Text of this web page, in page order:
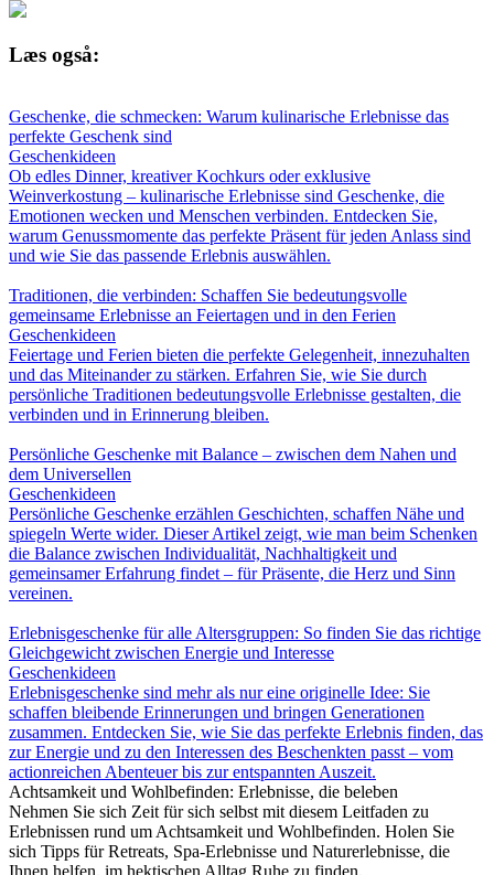
Læs også:
Geschenke, die schmecken: Warum kulinarische Erlebnisse das
perfekte Geschenk sind
Geschenkideen
Ob edles Dinner, kreativer Kochkurs oder exklusive
Weinverkostung – kulinarische Erlebnisse sind Geschenke, die
Emotionen wecken und Menschen verbinden. Entdecken Sie,
warum Genussmomente das perfekte Präsent für jeden Anlass sind
und wie Sie das passende Erlebnis auswählen.
Traditionen, die verbinden: Schaffen Sie bedeutungsvolle
gemeinsame Erlebnisse an Feiertagen und in den Ferien
Geschenkideen
Feiertage und Ferien bieten die perfekte Gelegenheit, innezuhalten
und das Miteinander zu stärken. Erfahren Sie, wie Sie durch
persönliche Traditionen bedeutungsvolle Erlebnisse gestalten, die
verbinden und in Erinnerung bleiben.
Persönliche Geschenke mit Balance – zwischen dem Nahen und
dem Universellen
Geschenkideen
Persönliche Geschenke erzählen Geschichten, schaffen Nähe und
spiegeln Werte wider. Dieser Artikel zeigt, wie man beim Schenken
die Balance zwischen Individualität, Nachhaltigkeit und
gemeinsamer Erfahrung findet – für Präsente, die Herz und Sinn
vereinen.
Erlebnisgeschenke für alle Altersgruppen: So finden Sie das richtige
Gleichgewicht zwischen Energie und Interesse
Geschenkideen
Erlebnisgeschenke sind mehr als nur eine originelle Idee: Sie
schaffen bleibende Erinnerungen und bringen Generationen
zusammen. Entdecken Sie, wie Sie das perfekte Erlebnis finden, das
zur Energie und zu den Interessen des Beschenkten passt – vom
actionreichen Abenteuer bis zur entspannten Auszeit.
Achtsamkeit und Wohlbefinden: Erlebnisse, die beleben
Nehmen Sie sich Zeit für sich selbst mit diesem Leitfaden zu
Erlebnissen rund um Achtsamkeit und Wohlbefinden. Holen Sie
sich Tipps für Retreats, Spa-Erlebnisse und Naturerlebnisse, die